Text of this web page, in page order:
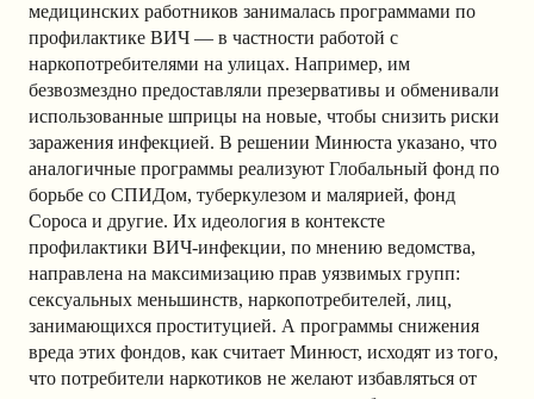
медицинских работников занималась программами по
профилактике ВИЧ — в частности работой с
наркопотребителями на улицах. Например, им
безвозмездно предоставляли презервативы и обменивали
использованные шприцы на новые, чтобы снизить риски
заражения инфекцией. В решении Минюста указано, что
аналогичные программы реализуют Глобальный фонд по
борьбе со СПИДом, туберкулезом и малярией, фонд
Сороса и другие. Их идеология в контексте
профилактики ВИЧ-инфекции, по мнению ведомства,
направлена на максимизацию прав уязвимых групп:
сексуальных меньшинств, наркопотребителей, лиц,
занимающихся проституцией. А программы снижения
вреда этих фондов, как считает Минюст, исходят из того,
что потребители наркотиков не желают избавляться от